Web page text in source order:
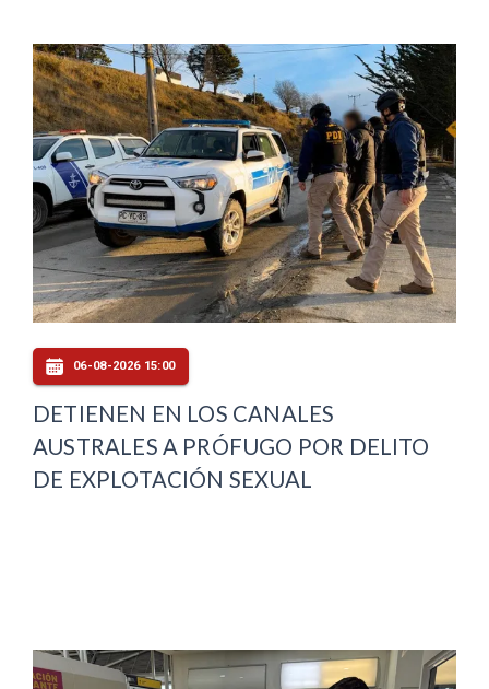
06-08-2026 15:00
DETIENEN EN LOS CANALES
AUSTRALES A PRÓFUGO POR DELITO
DE EXPLOTACIÓN SEXUAL